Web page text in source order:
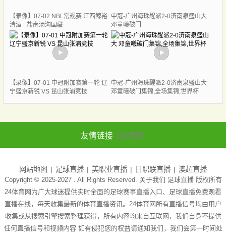
【录像】07-02 NBL常规赛 江西鲸裕
清酒 - 盐南汤沟国藏
中冠-广州海珠醒派2-0济南泉盛山大
邓童曦破门
【录像】07-01 中冠附加赛第一轮 辽
宁盛京新锐 VS 昆山张浦竞技
中冠-广州海珠醒派2-0济南泉盛山大
邓童曦破门集锦,全场集锦,世界杯
友情链接 足球直播
网站地图 足球直播 美职业直播 日职联直播 澳超直播
Copyright © 2025-2027 . All Rights Reserved. 关于我们 足球直播版权所有
24体育网为广大球迷提供实时全面的足球赛事直播入口、足球直播免费观看
直播在线，每天收集最新的体育直播资讯。24体育网所有直播信号均由用户
收集或从搜索引擎搜索整理获得，所有内容均来自互联网，我们自身不提供
任何直播信号和视频内容 如有侵犯您的权益请通知我们，我们会第一时间处